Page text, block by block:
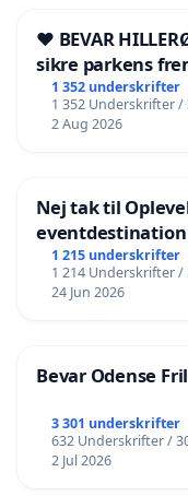
❤️ BEVAR
sikre parkens
1 352 underskrifter
1 352 Underskrifter /
2 Aug 2026
Nej tak til
eventdestination
lokalområde i
1 215 underskrifter
1 214 Underskrifter /
24 Jun 2026
Bevar Odense
3 301 underskrifter
632 Underskrifter /
2 Jul 2026